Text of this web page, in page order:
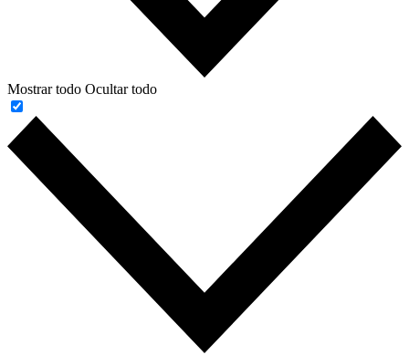
Mostrar todo Ocultar todo